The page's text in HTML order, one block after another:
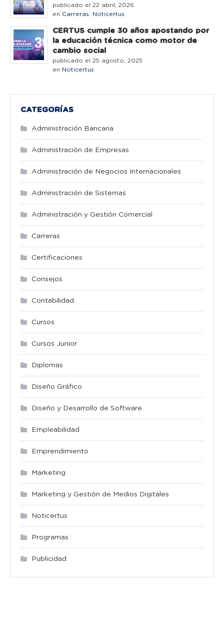
publicado el 22 abril, 2026
en Carreras, Noticertus
CERTUS cumple 30 años apostando por
la educación técnica como motor de
cambio social
publicado el 25 agosto, 2025
en Noticertus
CATEGORÍAS
Administración Bancaria
Administración de Empresas
Administración de Negocios Internacionales
Administración de Sistemas
Administración y Gestión Comercial
Carreras
Certificaciones
Consejos
Contabilidad
Cursos
Cursos Junior
Diplomas
Diseño Gráfico
Diseño y Desarrollo de Software
Empleabilidad
Emprendimiento
Marketing
Marketing y Gestión de Medios Digitales
Noticertus
Programas
Publicidad